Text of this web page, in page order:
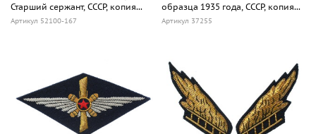
Старший сержант, СССР, копия...
Артикул 52100-167
образца 1935 года, СССР, копия...
Артикул 37255